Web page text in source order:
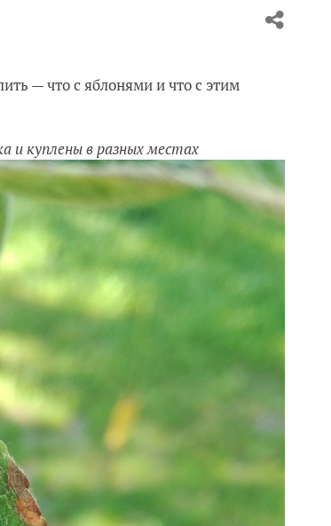
— что с яблонями и что с этим
и куплены в разных местах